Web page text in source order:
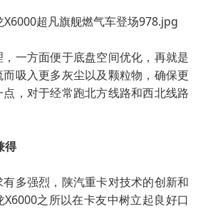
一方面便于底盘空间优化，再就是
吸入更多灰尘以及颗粒物，确保更
，对于经常跑北方线路和西北线路
得
多强烈，陕汽重卡对技术的创新和
之所以在卡友中树立起良好口